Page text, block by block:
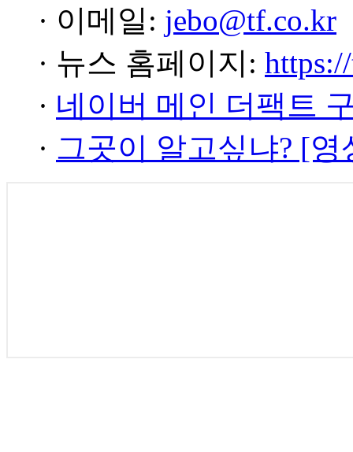
· 이메일: jebo@tf.co.kr
· 뉴스 홈페이지:
· 네이버 메인 더팩트
· 그곳이 알고싶냐? [